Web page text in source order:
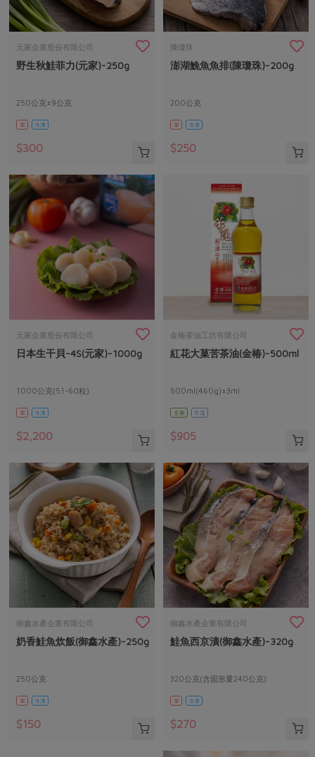
日用品 圖書禮品
素食專區
樂齡友善
異國料理
年菜食譜
高麗菜海鮮煎餅
把最好的台灣味帶回家！
綠主張月刊
典藏閱覽室
媒體報導
地區活動
活動報下載
元家企業股份有限公司
野生秋鮭菲力(元家)-250g
250公克±9公克
葷 冷凍
$300
陳瓊珠
澎湖鮸魚魚排(陳瓊珠)-200g
200公克
葷 冷凍
$250
元家企業股份有限公司
日本生干貝-4S(元家)-1000g
1000公克(51-60粒)
葷 冷凍
$2,200
金椿茶油工坊有限公司
紅花大菓苦茶油(金椿)-500ml
500ml(460g)±3ml
全素 常溫
$905
御鑫水產企業有限公司
奶香鮭魚炊飯(御鑫水產)-250g
250公克
葷 冷凍
$150
御鑫水產企業有限公司
鮭魚西京漬(御鑫水產)-320g
320公克(含固形量240公克)
葷 冷凍
$270